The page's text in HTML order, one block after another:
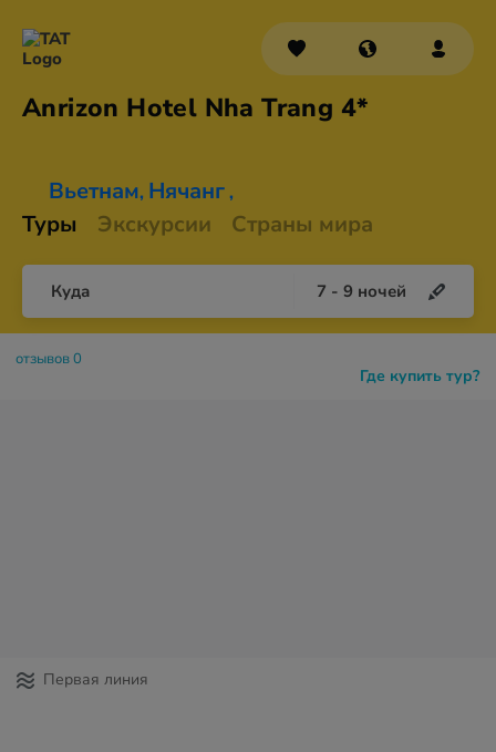
Anrizon Hotel NhaTrang 4*
Вьетнам, Нячанг ,
Туры Экскурсии Страны мира
Куда 7 - 9 ночей
Где купить тур?
отзывов 0
Первая линия